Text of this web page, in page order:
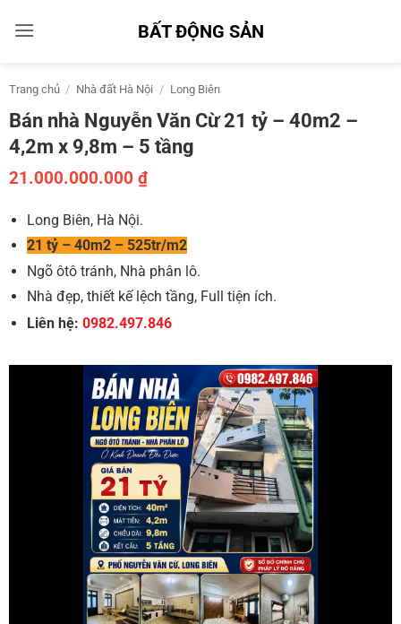
qua
BẤT ĐỘNG SẢN
Trang chủ / Nhà đất Hà Nội / Long Biên
Bán nhà Nguyễn Văn Cừ 21 tỷ – 40m2 –
4,2m x 9,8m – 5 tầng
21.000.000.000 ₫
Long Biên, Hà Nội.
21 tỷ – 40m2 – 525tr/m2
Ngõ ôtô tránh, Nhà phân lô.
Nhà đẹp, thiết kế lệch tầng, Full tiện ích.
Liên hệ:0982.497.846